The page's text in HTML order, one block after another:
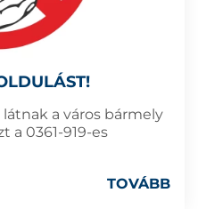
a város bármely
a 0361-919-es
TOVÁBB